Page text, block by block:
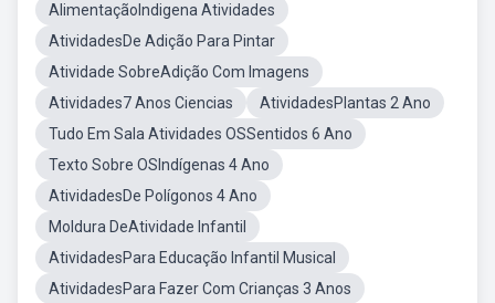
AlimentaçãoIndigena Atividades
AtividadesDe Adição Para Pintar
Atividade SobreAdição Com Imagens
Atividades7 Anos Ciencias
AtividadesPlantas 2 Ano
Tudo Em Sala Atividades OSSentidos 6 Ano
Texto Sobre OSIndígenas 4 Ano
AtividadesDe Polígonos 4 Ano
Moldura DeAtividade Infantil
AtividadesPara Educação Infantil Musical
AtividadesPara Fazer Com Crianças 3 Anos